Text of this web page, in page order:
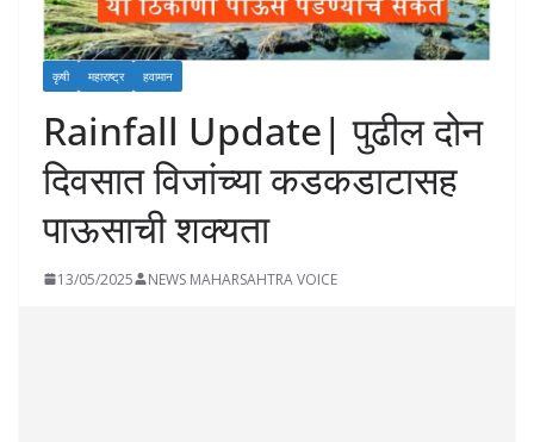
कृषी महाराष्ट्र हवामान
Rainfall Update| पुढील दोन
दिवसात विजांच्या कडकडाटासह
पाऊसाची शक्यता
13/05/2025 NEWS MAHARSAHTRA VOICE